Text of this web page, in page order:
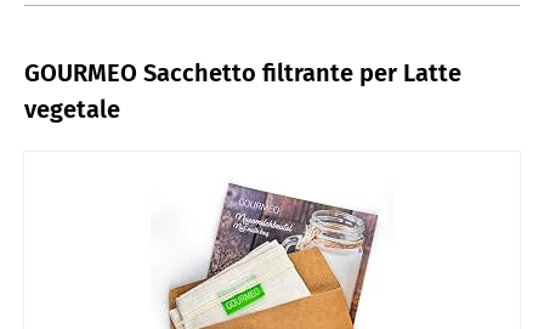
GOURMEO Sacchetto filtrante per Latte
vegetale